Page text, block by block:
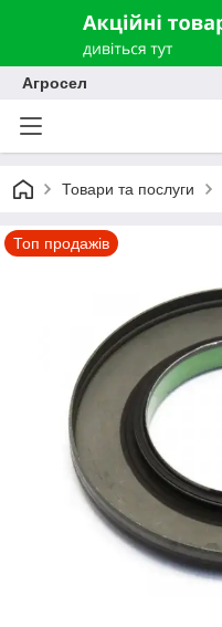
Агросел
Товари та послуги
Топ продажів